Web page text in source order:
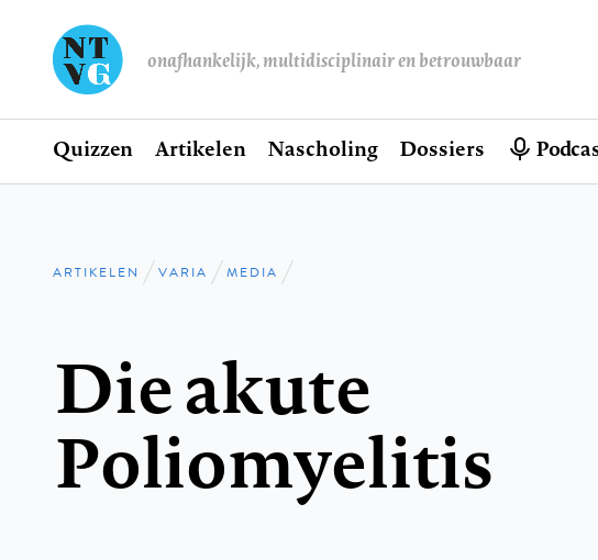
onafhankelijk, multidisciplinair en betrouwbaar
Hoofdnavigatie
Home
Quizzen Artikelen Nascholing Dossiers
Kruimelpad
ARTIKELEN VARIA MEDIA
Die akute
Poliomyelitis